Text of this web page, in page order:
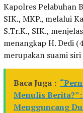
Kapolres Pelabuhan
SIK., MKP., melalui
S.Tr.K., SIK.,
menangkap H. Dedi
merupakan suami
Baca Juga :
Menulis
Mengguncang